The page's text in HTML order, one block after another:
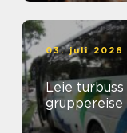
03. juli 2026
Leie
gruppereise